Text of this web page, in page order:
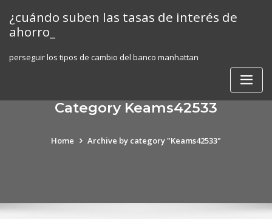
content
¿cuándo suben las tasas de interés de
ahorro_
perseguir los tipos de cambio del banco manhattan
Category Keams42533
Home Archive by category "Keams42533"